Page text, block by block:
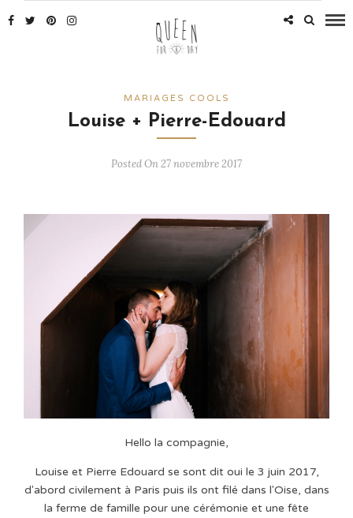
MARIAGES COOLS
Louise + Pierre-Edouard
Posted On 27 novembre 2017
Hello la compagnie,
Louise et Pierre Edouard se sont dit oui le 3 juin 2017,
d'abord civilement à Paris puis ils ont filé dans l'Oise, dans
la ferme de famille pour une cérémonie et une fête